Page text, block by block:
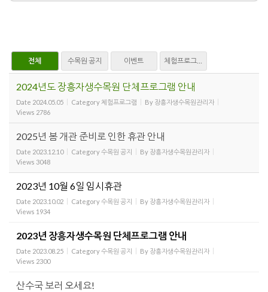
전체 수목원 공지 이벤트 체험프로그램
2024년도 장흥자생수목원 단체프로그램 안내
Date 2024.05.05 Category 체험프로그램 By 장흥자생수목원관리자
Views 2786
2025년 봄 개관 준비로 인한 휴관 안내
Date 2023.12.10 Category수목원 공지 By 장흥자생수목원관리자
Views 3048
2023년 10월 6일 임시휴관
Date 2023.10.02 Category수목원 공지 By 장흥자생수목원관리자
Views 1934
2023년 장흥자생수목원 단체프로그램 안내
Date 2023.08.25 Category수목원 공지 By 장흥자생수목원관리자
Views 2300
산수국 보러 오세요!